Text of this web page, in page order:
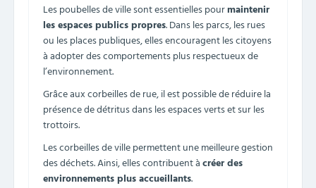
Les poubelles de ville sont essentielles pourmaintenir
les espaces publics propres. Dans les parcs, les rues
ou les places publiques, elles encouragent les citoyens
à adopter des comportements plus respectueux de
l’environnement.
Grâce aux corbeilles de rue, il est possible de réduire la
présence de détritus dans les espaces verts et sur les
trottoirs.
Les corbeilles de ville permettent une meilleure gestion
des déchets. Ainsi, elles contribuent àcréer des
environnements plus accueillants.